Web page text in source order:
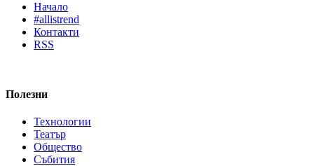
Начало
#allistrend
Контакти
RSS
Полезни
Технологии
Театър
Общество
Събития